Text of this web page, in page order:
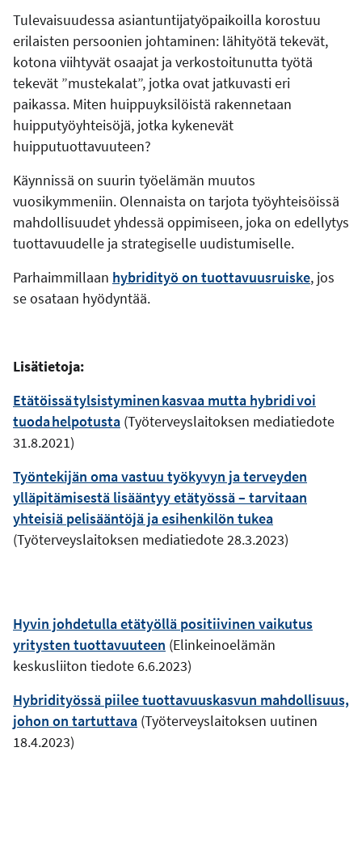
Tulevaisuudessa asiantuntijatyöpaikoilla korostuu
erilaisten persoonien johtaminen: lähityötä tekevät,
kotona viihtyvät osaajat ja verkostoitunutta työtä
tekevät ”mustekalat”, jotka ovat jatkuvasti eri
paikassa. Miten huippuyksilöistä rakennetaan
huipputyöyhteisöjä, jotka kykenevät
huipputuottavuuteen?
Käynnissä on suurin työelämän muutos
vuosikymmeniin. Olennaista on tarjota työyhteisöissä
mahdollisuudet yhdessä oppimiseen, joka on edellytys
tuottavuudelle ja strategiselle uudistumiselle.
Parhaimmillaan hybridityö on tuottavuusruiske, jos
se osataan hyödyntää.
Lisätietoja:
Etätöissä tylsistyminen kasvaa mutta hybridi voi
tuoda helpotusta (Työterveyslaitoksen mediatiedote
31.8.2021)
Työntekijän oma vastuu työkyvyn ja terveyden
ylläpitämisestä lisääntyy etätyössä – tarvitaan
yhteisiä pelisääntöjä ja esihenkilön tukea
(Työterveyslaitoksen mediatiedote 28.3.2023)
Hyvin johdetulla etätyöllä positiivinen vaikutus
yritysten tuottavuuteen (Elinkeinoelämän
keskusliiton tiedote 6.6.2023)
Hybridityössä piilee tuottavuuskasvun mahdollisuus,
johon on tartuttava (Työterveyslaitoksen uutinen
18.4.2023)